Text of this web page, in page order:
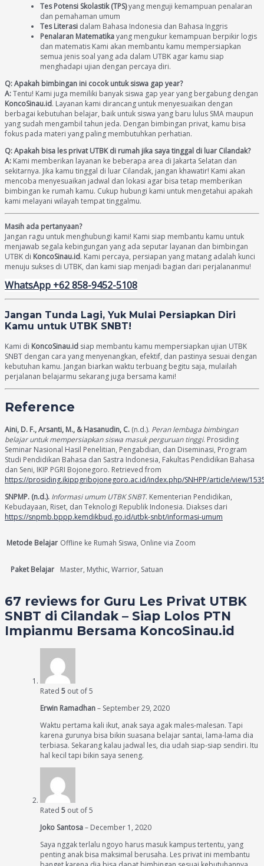
Tes Potensi Skolastik (TPS)yang menguji kemampuan penalaran
dan pemahaman umum
Tes Literasi dalam Bahasa Indonesia dan Bahasa Inggris
Penalaran Matematikayang mengukur kemampuan berpikir logis
dan matematis Kami akan membantu kamu mempersiapkan
semua jenis soal yang ada dalam UTBK agar kamu siap
menghadapi ujian dengan percaya diri.
Q: Apakah bimbingan ini cocok untuk siswa gap year?
A:Tentu! Kami juga memiliki banyak siswa gap year yang bergabung dengan
KoncoSinau.id. Layanan kami dirancang untuk menyesuaikan dengan
berbagai kebutuhan belajar, baik untuk siswa yang baru lulus SMA maupun
yang sudah mengambil tahun jeda. Dengan bimbingan privat, kamu bisa
fokus pada materi yang paling membutuhkan perhatian.
Q: Apakah bisa les privat UTBK di rumah jika saya tinggal di luar Cilandak?
A: Kami memberikan layanan ke beberapa area di Jakarta Selatan dan
sekitarnya. Jika kamu tinggal di luar Cilandak, jangan khawatir! Kami akan
mencoba menyesuaikan jadwal dan lokasi agar bisa tetap memberikan
bimbingan ke rumah kamu. Cukup hubungi kami untuk mengetahui apakah
kami melayani wilayah tempat tinggalmu.
Masih ada pertanyaan?
Jangan ragu untuk menghubungi kami! Kami siap membantu kamu untuk
menjawab segala kebingungan yang ada seputar layanan dan bimbingan
UTBK di KoncoSinau.id. Kami percaya, persiapan yang matang adalah kunci
menuju sukses di UTBK, dan kami siap menjadi bagian dari perjalananmu!
WhatsApp +62 858-9452-5108
Jangan Tunda Lagi, Yuk Mulai Persiapkan Diri
Kamu untuk UTBK SNBT!
Kami di KoncoSinau.id siap membantu kamu mempersiapkan ujian UTBK
SNBT dengan cara yang menyenangkan, efektif, dan pastinya sesuai dengan
kebutuhan kamu. Jangan biarkan waktu terbuang begitu saja, mulailah
perjalanan belajarmu sekarang juga bersama kami!
Reference
Aini, D. F., Arsanti, M., & Hasanudin, C. (n.d.). Peran lembaga bimbingan
belajar untuk mempersiapkan siswa masuk perguruan tinggi. Prosiding
Seminar Nasional Hasil Penelitian, Pengabdian, dan Diseminasi, Program
Studi Pendidikan Bahasa dan Sastra Indonesia, Fakultas Pendidikan Bahasa
dan Seni, IKIP PGRI Bojonegoro. Retrieved from
https://prosiding.ikippgribojonegoro.ac.id/index.php/SNHPP/article/view/
SNPMP. (n.d.). Informasi umum UTBK SNBT. Kementerian Pendidikan,
Kebudayaan, Riset, dan Teknologi Republik Indonesia. Diakses dari
https://snpmb.bppp.kemdikbud.go.id/utbk-snbt/informasi-umum
Metode Belajar Offline ke Rumah Siswa, Online via Zoom
Paket Belajar Master, Mythic, Warrior, Satuan
67 reviews for Guru Les Privat UTBK
SNBT di Cilandak – Siap Lolos PTN
Impianmu Bersama KoncoSinau.id
Rated 5 out of 5
Erwin Ramadhan– September 29, 2020
Waktu pertama kali ikut, anak saya agak males-malesan. Tapi
karena gurunya bisa bikin suasana belajar santai, lama-lama dia
terbiasa. Sekarang kalau jadwal les, dia udah siap-siap sendiri. Itu
hal kecil tapi bikin saya seneng.
Rated 5 out of 5
Joko Santosa– December 1, 2020
Saya nggak terlalu ngoyo harus masuk kampus tertentu, yang
penting anak bisa maksimal berusaha. Les privat ini membantu